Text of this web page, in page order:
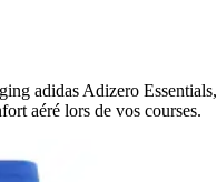
adidas Adizero Essentials,
aéré lors de vos courses.